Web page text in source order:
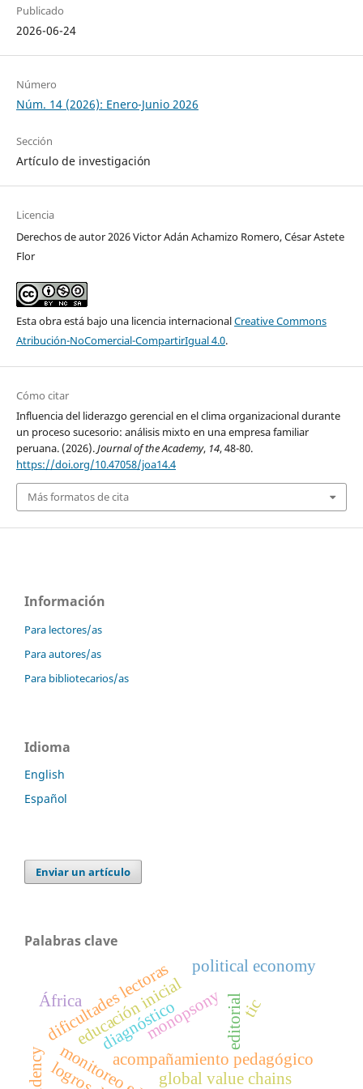
Publicado
2026-06-24
Número
Núm. 14 (2026): Enero-Junio 2026
Sección
Artículo de investigación
Licencia
Derechos de autor 2026 Victor Adán Achamizo Romero, César Astete
Flor
Esta obra está bajo una licencia internacionalCreative Commons
Atribución-NoComercial-CompartirIgual 4.0.
Cómo citar
Influencia del liderazgo gerencial en el clima organizacional durante
un proceso sucesorio: análisis mixto en una empresa familiar
peruana. (2026).Journal of the Academy, 14, 48-80.
https://doi.org/10.47058/joa14.4
Más formatos de cita
Información
Para lectores/as
Para autores/as
Para bibliotecarios/as
Idioma
English
Español
Enviar un artículo
Palabras clave
editorial
acompañamiento pedagógico
educación inicial
diagnóstico
dificultades lectoras tic
monopsony
África
global value chains
political economy